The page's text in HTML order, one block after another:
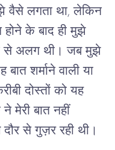
वैसे लगता था, लेकिन
के बाद ही मुझे
से अलग थी। जब मुझे
शर्माने वाली या
दोस्तों को यह
मेरी बात नहीं
से गुज़र रही थी।